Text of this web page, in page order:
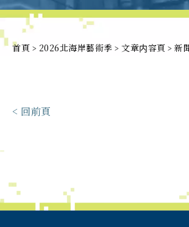
首頁 > 2026北海岸藝術季 > 文章内容頁 > 新
< 回前頁